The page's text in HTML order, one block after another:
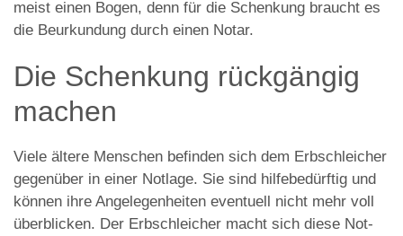
meist einen Bogen, denn für die Schenkung braucht es
die Beurkundung durch einen Notar.
Die Schenkung rückgängig
machen
Viele ältere Menschen befinden sich dem Erbschleicher
gegenüber in einer Notlage. Sie sind hilfebedürftig und
können ihre Angelegenheiten eventuell nicht mehr voll
überblicken. Der Erbschleicher macht sich diese Not-